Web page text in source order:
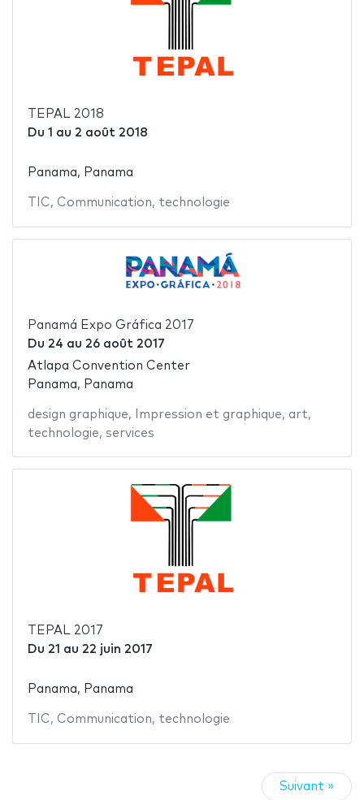
TEPAL 2018
Du 1 au 2 août 2018
Panama, Panama
TIC, Communication, technologie
Panamá Expo Gráfica 2017
Du 24 au 26 août 2017
Atlapa Convention Center
Panama, Panama
design graphique, Impression et graphique, art,
technologie, services
TEPAL 2017
Du 21 au 22 juin 2017
Panama, Panama
TIC, Communication, technologie
Suivant »